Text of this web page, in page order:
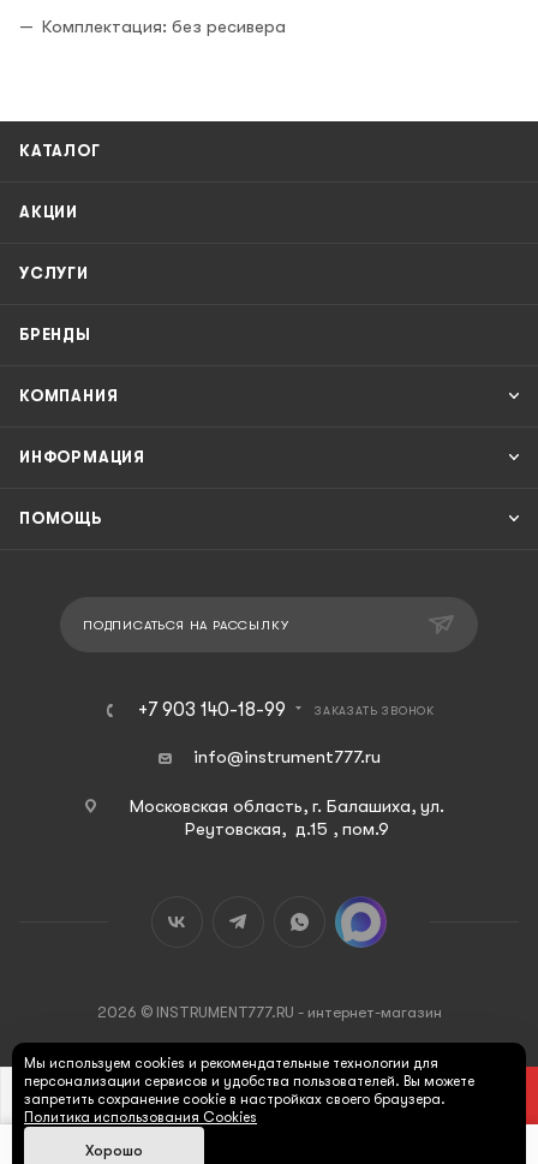
В КОРЗИНУ
Комплектация: без ресивера
КАТАЛОГ
АКЦИИ
УСЛУГИ
БРЕНДЫ
КОМПАНИЯ
ИНФОРМАЦИЯ
ПОМОЩЬ
ПОДПИСАТЬСЯ НА РАССЫЛКУ
+7 903 140-18-99 ЗАКАЗАТЬ ЗВОНОК
info@instrument777.ru
Московская область, г. Балашиха, ул.
Реутовская, д.15 , пом.9
2026 © INSTRUMENT777.RU - интернет-магазин
Мы используем cookies и рекомендательные технологии для
персонализации сервисов и удобства пользователей. Вы можете
запретить сохранение cookie в настройках своего браузера.
Политика использования Cookies
Хорошо